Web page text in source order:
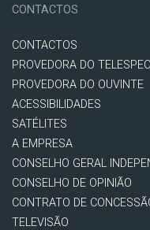
CONTACTOS
CONTACTOS
PROVEDORA DO
PROVEDORA DO OUVINTE
ACESSIBILIDADES
SATÉLITES
A EMPRESA
CONSELHO GERAL
CONSELHO DE OPINIÃO
CONTRATO DE
TELEVISÃO